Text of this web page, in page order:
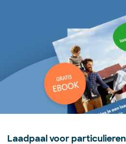
Laadpaal voor particulieren